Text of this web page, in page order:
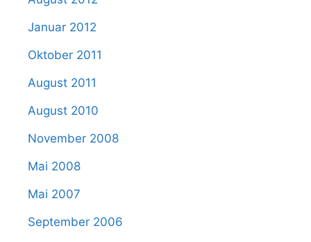
Januar 2012
Oktober 2011
August 2011
August 2010
November 2008
Mai 2008
Mai 2007
September 2006